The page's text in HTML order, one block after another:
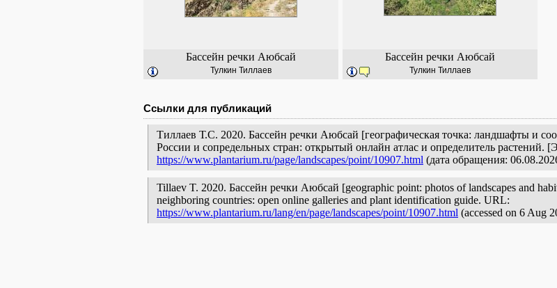
Бассейн речки Аюбсай
Тулкин Тиллаев
Бассейн речки Аюбсай
Тулкин Тиллаев
Ссылки для публикаций
Тиллаев Т.С. 2020. Бассейн речки Аюбсай [географическая точка: ландшафты и
России и сопредельных стран: открытый онлайн атлас и определитель растений.
https://www.plantarium.ru/page/landscapes/point/10907.html (дата обращения:
Tillaev T. 2020. Бассейн речки Аюбсай [geographic point: photos of landscapes and
neighboring countries: open online galleries and plant identification guide. URL:
https://www.plantarium.ru/lang/en/page/landscapes/point/10907.html (accessed on 6 Aug